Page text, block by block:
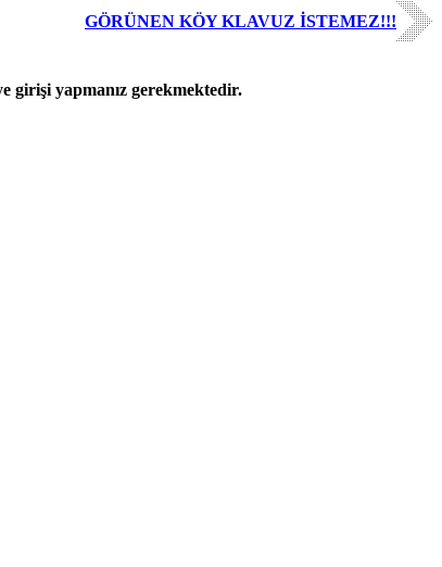
GÖRÜNEN KÖY KLAVUZ İSTEMEZ!!!
girişi yapmanız gerekmektedir.